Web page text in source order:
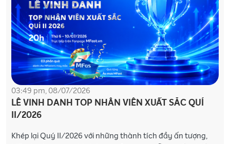
03:49 pm, 08/07/2026
LỄ VINH DANH TOP NHÂN VIÊN XUẤT SẮC QUÍ
II/2026
Khép lại Quý II/2026 với những thành tích đầy ấn tượng,